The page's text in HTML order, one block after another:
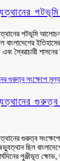
পটভূমি
স্বৈরাচারী
গুরুত্ব
গুরুত্ব
ছিল
পুঞ্জীভূত ক্ষোভ,